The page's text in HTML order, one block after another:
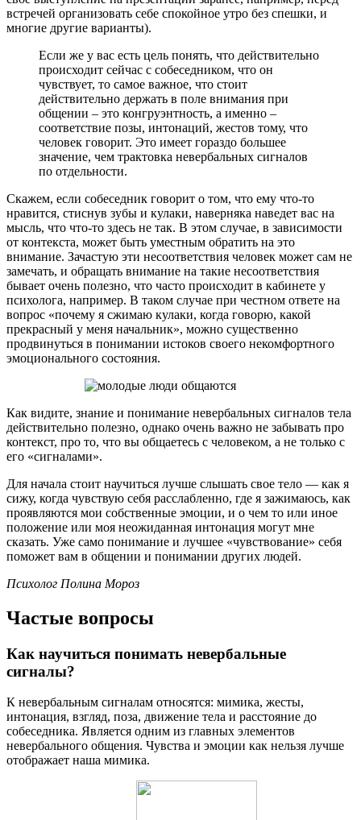
встречей организовать себе спокойное утро без спешки, и
многие другие варианты).
Если же у вас есть цель понять, что действительно
происходит сейчас с собеседником, что он
чувствует, то самое важное, что стоит
действительно держать в поле внимания при
общении – это конгруэнтность, а именно –
соответствие позы, интонаций, жестов тому, что
человек говорит. Это имеет гораздо большее
значение, чем трактовка невербальных сигналов
по отдельности.
Скажем, если собеседник говорит о том, что ему что-то
нравится, стиснув зубы и кулаки, наверняка наведет вас на
мысль, что что-то здесь не так. В этом случае, в зависимости
от контекста, может быть уместным обратить на это
внимание. Зачастую эти несоответствия человек может сам не
замечать, и обращать внимание на такие несоответствия
бывает очень полезно, что часто происходит в кабинете у
психолога, например. В таком случае при честном ответе на
вопрос «почему я сжимаю кулаки, когда говорю, какой
прекрасный у меня начальник», можно существенно
продвинуться в понимании истоков своего некомфортного
эмоционального состояния.
Как видите, знание и понимание невербальных сигналов тела
действительно полезно, однако очень важно не забывать про
контекст, про то, что вы общаетесь с человеком, а не только с
его «сигналами».
Для начала стоит научиться лучше слышать свое тело — как я
сижу, когда чувствую себя расслабленно, где я зажимаюсь, как
проявляются мои собственные эмоции, и о чем то или иное
положение или моя неожиданная интонация могут мне
сказать. Уже само понимание и лучшее «чувствование» себя
поможет вам в общении и понимании других людей.
Психолог Полина Мороз
Частые вопросы
Как научиться понимать невербальные
сигналы?
К невербальным сигналам относятся: мимика, жесты,
интонация, взгляд, поза, движение тела и расстояние до
собеседника. Является одним из главных элементов
невербального общения. Чувства и эмоции как нельзя лучше
отображает наша мимика.